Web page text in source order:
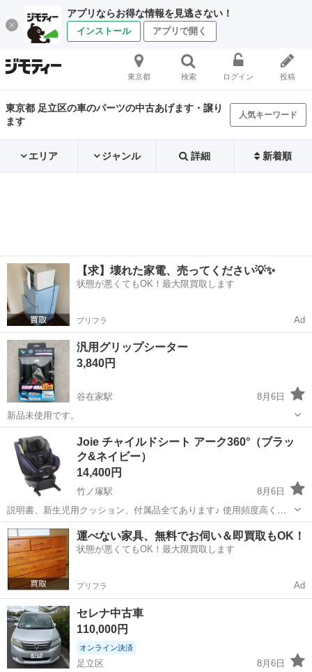
アプリならお得な情報を見逃さない！
インストール アプリで開く
東京都 検索 ログイン 投稿
東京都 足立区の車のパーツの中古あげます・譲り
ます
人気キーワード
エリア ジャンル 詳細 新着順
【求】壊れた家電、売ってください💡✨
状態が悪くてもOK！最大限買取します
プリフラ Ad
汎用グリップシーター
3,840円
谷在家駅
8月6日
新品未使用です。
東京 その他
Joie チャイルドシート アーク360°（ブラッ
ク&ネイビー）
14,400円
竹ノ塚駅
8月6日
説明書、新生児用クッション、付属品全てあります♪ 使用頻度高くな
く、目立つ傷やほつれ等なく比較的美品です(*^^*) 外せるものはベビー
洗剤で洗濯済み、本体は除菌シートでホームクリーニング済みです(^^)
引き取りに来てい...
東京 足立区 竹ノ塚駅 セーフティ、チャイルドシート
運べない家具、無料でお伺い＆即買取もOK！
状態が悪くてもOK！最大限買取します
プリフラ Ad
セレナ中古車
110,000円
オンライン決済
足立区
8月6日